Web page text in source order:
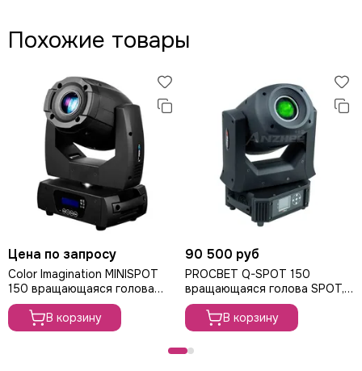
Похожие товары
Цена по запросу
Color Imagination MINISPOT
150 вращающаяся голова
Spot, 150Вт
В корзину
90 500 руб
PROCBET Q-SPOT 150
вращающаяся голова SPOT,
150Вт
В корзину